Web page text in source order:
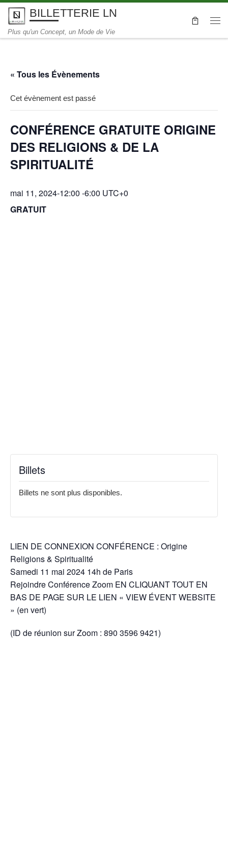
Skip to content
BILLETTERIE LN
Plus qu'un Concept, un Mode de Vie
« Tous les Évènements
Cet évènement est passé
CONFÉRENCE GRATUITE ORIGINE
DES RELIGIONS & DE LA
SPIRITUALITÉ
mai 11, 2024-12:00 -6:00 UTC+0
GRATUIT
Billets
Billets ne sont plus disponibles.
LIEN DE CONNEXION CONFÉRENCE : Origine
Religions & Spiritualité
Samedi 11 mai 2024 14h de Paris
Rejoindre Conférence Zoom EN CLIQUANT TOUT EN
BAS DE PAGE SUR LE LIEN « VIEW ÉVENT WEBSITE
» (en vert)
(ID de réunion sur Zoom : 890 3596 9421)